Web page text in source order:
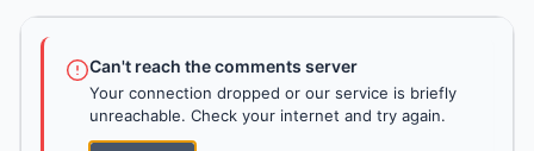
Can't reach the comments server
Your connection dropped or our service is briefly
unreachable. Check your internet and try again.